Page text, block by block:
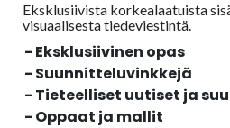
Eksklusiivista korkealaatuista
visuaalisestatiedeviestintä.
- Eksklusiivinen opas
- Suunnitteluvinkkejä
- Tieteelliset uutiset ja
- Oppaat ja mallit